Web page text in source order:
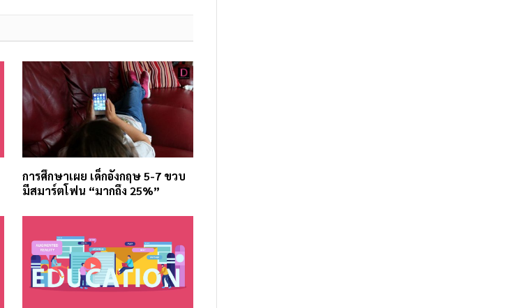
การศึกษาเผย เด็กอังกฤษ 5-7 ขวบ
มีสมาร์ตโฟน “มากถึง 25%”